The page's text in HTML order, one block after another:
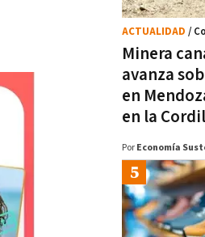
Minera
avanza
en
en la
ACTUALIDAD /
Por Economía